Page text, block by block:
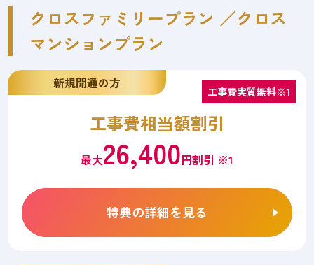
クロスファミリープラン ／クロス
マンションプラン
新規開通の方
工事費実質無料※1
工事費相当額割引
最大26,400円割引 ※1
特典の詳細を見る